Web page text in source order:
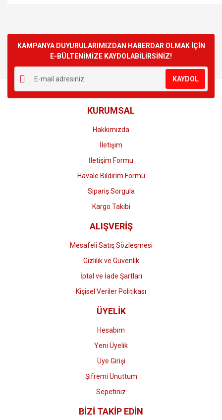
KAMPANYA DUYURULARIMIZDAN HABERDAR OLMAK İÇİN
E-BÜLTENİMİZE KAYDOLABİLİRSİNİZ!
KAYDOL
KURUMSAL
Hakkımızda
İletişim
İletişim Formu
Havale Bildirim Formu
Sipariş Sorgula
Kargo Takibi
ALIŞVERİŞ
Mesafeli Satış Sözleşmesi
Gizlilik ve Güvenlik
İptal ve İade Şartları
Kişisel Veriler Politikası
ÜYELİK
Hesabım
Yeni Üyelik
Üye Girişi
Şifremi Unuttum
Sepetiniz
BİZİ TAKİP EDİN